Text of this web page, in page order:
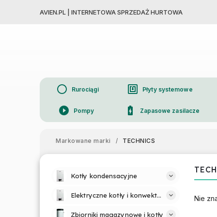
AVIEN.PL | INTERNETOWA SPRZEDAŻ HURTOWA
circle Rurociągi nfc Płyty systemowe
play_circle_filled Pompy battery_charging_full Zapasowe zasilacze
Markowane marki
/ TECHNICS
Kotły kondensacyjne
Elektryczne kotły i konwektory
Zbiorniki magazynowe i kotły
Nie